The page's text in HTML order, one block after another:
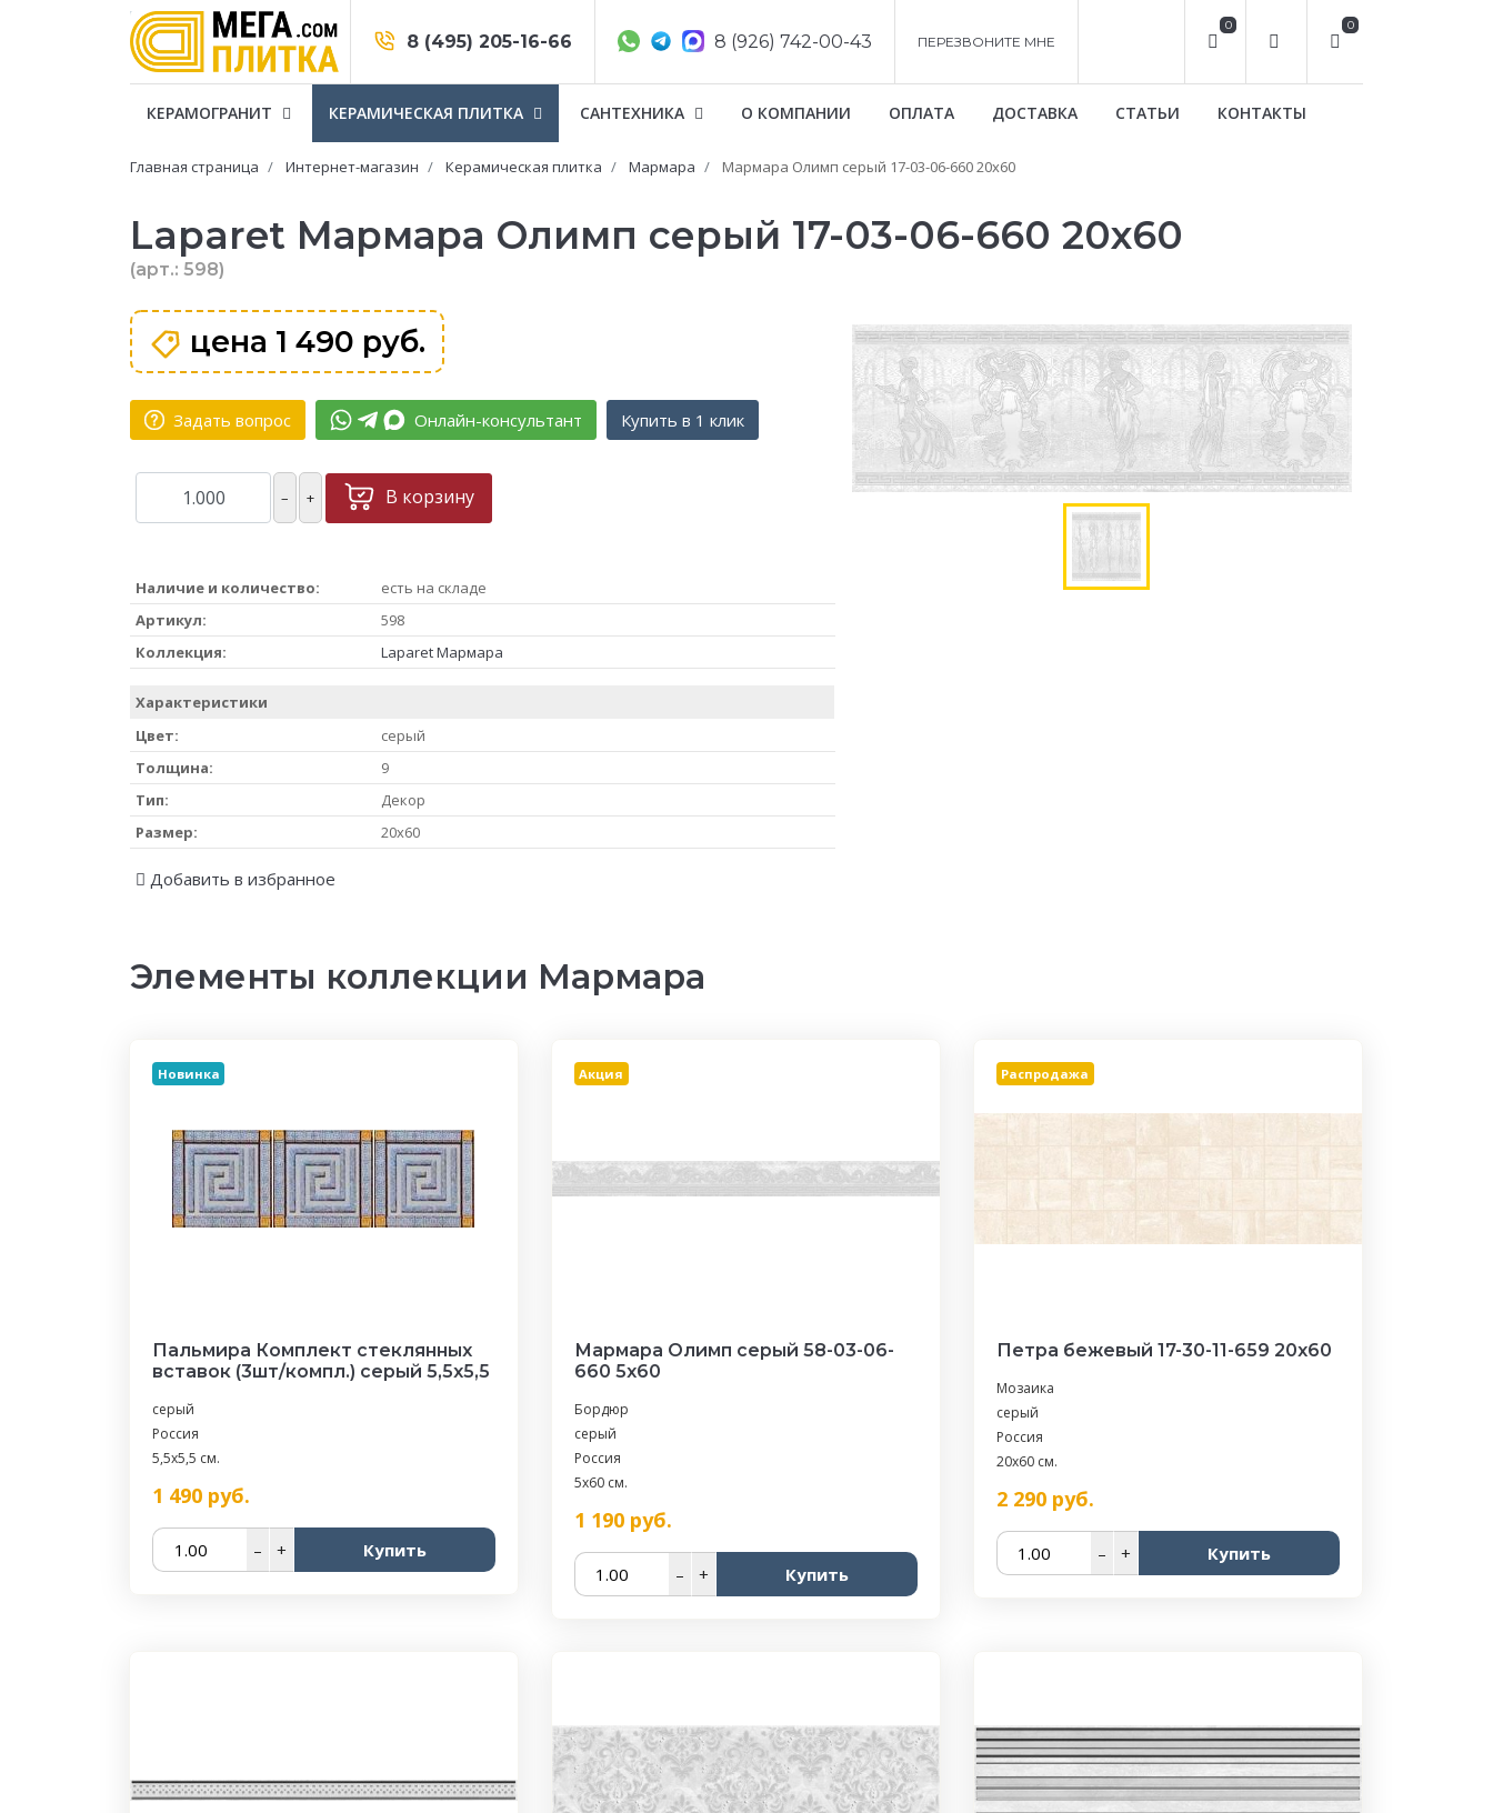
8 (495) 205-16-66 8 (926) 742-00-43 ПЕРЕЗВОНИТЕ МНЕ
0 0
КЕРАМОГРАНИТ КЕРАМИЧЕСКАЯ ПЛИТКА САНТЕХНИКА О КОМПАНИИ ОПЛАТА ДОСТАВКА СТАТЬИ КОНТАКТЫ
Главная страница Интернет-магазин Керамическая плитка Мармара Мармара Олимп серый 17-03-06-660 20х60
Laparet Мармара Олимп серый 17-03-06-660 20х60
(арт.: 598)
цена 1 490 руб.
Задать вопрос Онлайн-консультант Купить в 1 клик
– + В корзину
Наличие и количество:
есть на складе
Артикул:
598
Коллекция:
Laparet Мармара
Характеристики
Цвет:
серый
Толщина:
9
Тип:
Декор
Размер:
20x60
Добавить в избранное
Элементы коллекции Мармара
Новинка
Пальмира Комплект стеклянных
вставок (3шт/компл.) серый 5,5х5,5
серый
Россия
5,5x5,5 см.
1 490 руб.
– + Купить
Акция
Мармара Олимп серый 58-03-06-
660 5х60
Бордюр
серый
Россия
5x60 см.
1 190руб.
– + Купить
Распродажа
Петра бежевый 17-30-11-659 20х60
Мозаика
серый
Россия
20x60 см.
2 290руб.
– + Купить